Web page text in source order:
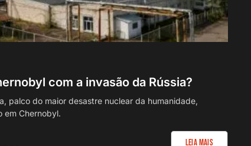
com a invasão da Rússia?
palco do maior desastre nuclear da humanidade,
em Chernobyl.
Leia Mais